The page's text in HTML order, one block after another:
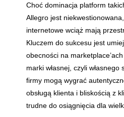
Choć dominacja platform
Allegro jest
internetowe wciąż mają
Kluczem do sukcesu jest
obecności na
marki własnej, czyli
firmy mogą wygrać
obsługą klienta i bliskością z
trudne do osiągnięcia dla